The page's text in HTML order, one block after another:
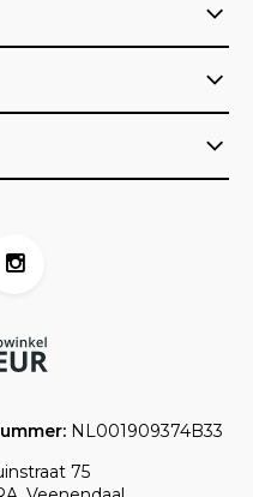
75
NL001909374B33